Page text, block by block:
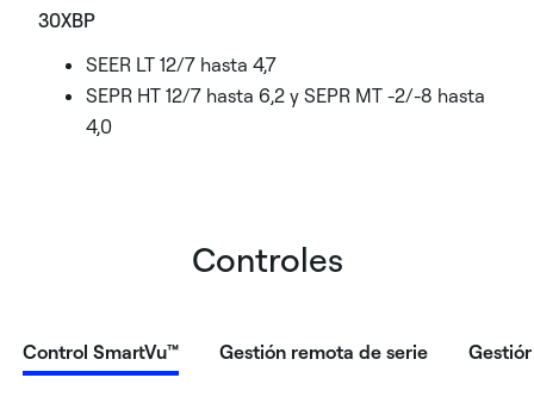
30XBP
SEER LT 12/7 hasta 4,7
SEPR HT 12/7 hasta 6,2 y SEPR MT -2/-8 hasta
4,0
Controles
Control SmartVu™ Gestión remota de serie